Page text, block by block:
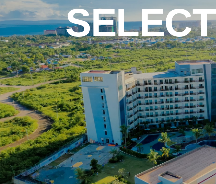
SELECT